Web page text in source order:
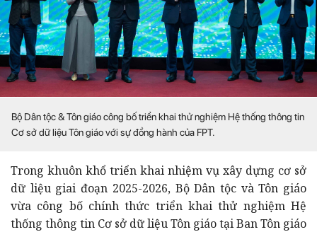
Bộ Dân tộc & Tôn giáo công bố triển khai thử nghiệm Hệ thống thông tin
Cơ sở dữ liệu Tôn giáo với sự đồng hành của FPT.
Trong khuôn khổ triển khai nhiệm vụ xây dựng cơ sở
dữ liệu giai đoạn 2025-2026, Bộ Dân tộc và Tôn giáo
vừa công bố chính thức triển khai thử nghiệm Hệ
thống thông tin Cơ sở dữ liệu Tôn giáo tại Ban Tôn giáo